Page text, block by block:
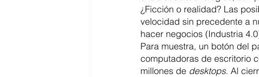
¿Ficción o realidad? Las
velocidad sin precedente a
hacer negocios (Industria
Para muestra, un botón del
computadoras de escritorio
millones de desktops. Al